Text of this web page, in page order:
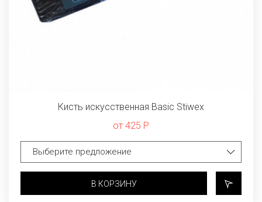
Кисть искусственная Basic Stiwex
от 425 Р
В КОРЗИНУ